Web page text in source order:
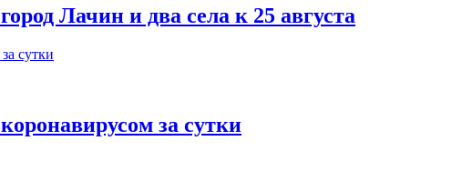
Лачин и два села к 25 августа
за сутки